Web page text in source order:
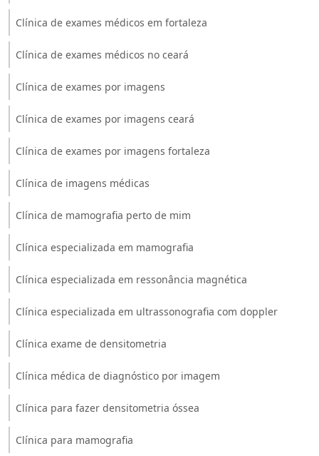
Clínica de exames médicos em fortaleza
Clínica de exames médicos no ceará
Clínica de exames por imagens
Clínica de exames por imagens ceará
Clínica de exames por imagens fortaleza
Clínica de imagens médicas
Clínica de mamografia perto de mim
Clínica especializada em mamografia
Clínica especializada em ressonância magnética
Clínica especializada em ultrassonografia com doppler
Clínica exame de densitometria
Clínica médica de diagnóstico por imagem
Clínica para fazer densitometria óssea
Clínica para mamografia